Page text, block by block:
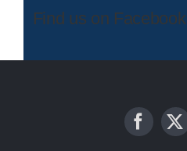
Find us on Facebook